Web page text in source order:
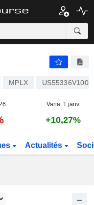
MPLX US55336V1008
Varia. 1 janv.
+10,27%
Actualités